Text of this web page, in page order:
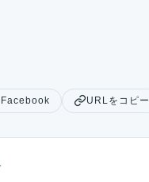
Facebook URLをコピー